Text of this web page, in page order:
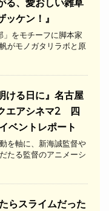
る、愛おしい雑草
ケン！』
」をモチーフに脚本家
がモノガタリラボと原
ける日に』名古屋
エアシネマ2 四
ベントレポート
を軸に、新海誠監督や
たる監督のアニメーシ
らスライムだった